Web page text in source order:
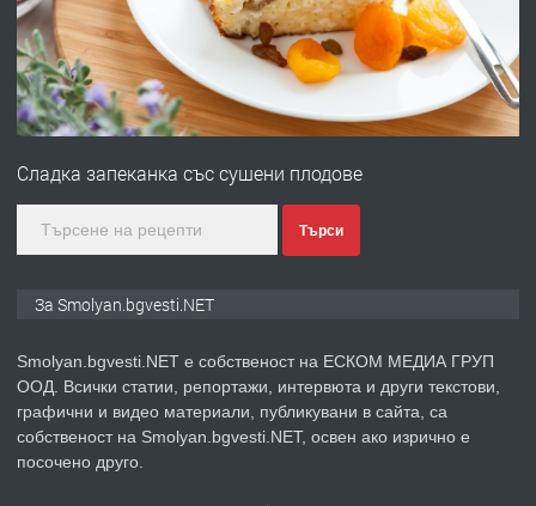
ПРЕДЛАГА Имот в Северна Гърция, до Кавала
Иглолистни Пелети клас А1
ПРЕДЛАГА КЪЩА В МАРОНЯ
Сладка запеканка със сушени плодове
Търси
За Smolyan.bgvesti.NET
Smolyan.bgvesti.NET е собственост на ЕСКОМ МЕДИА ГРУП
ООД. Всички статии, репортажи, интервюта и други текстови,
графични и видео материали, публикувани в сайта, са
собственост на Smolyan.bgvesti.NET, освен ако изрично е
посочено друго.